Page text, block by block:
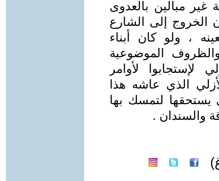
مبالين بالعدوى
الخروج إلى الشارع
، ولو كان أبناء
الموضوعية
لأوامر
الذي عاشه هذا
يستحقها لتمسك بها
والسندان .